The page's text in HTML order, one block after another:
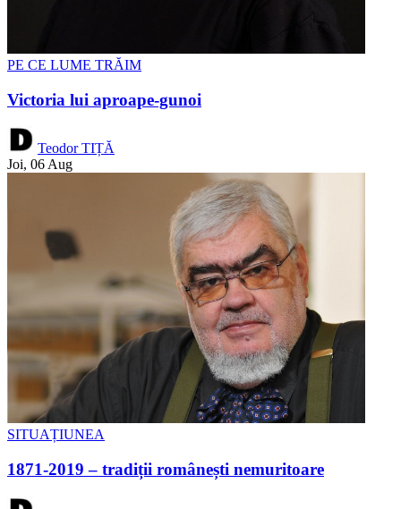
PE CE LUME TRĂIM
Victoria lui aproape-gunoi
Teodor TIȚĂ
Joi, 06 Aug
SITUAȚIUNEA
1871-2019 – tradiții românești nemuritoare